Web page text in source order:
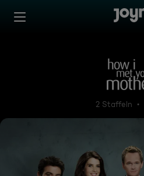
Zum Inhalt springen
2 Staffeln